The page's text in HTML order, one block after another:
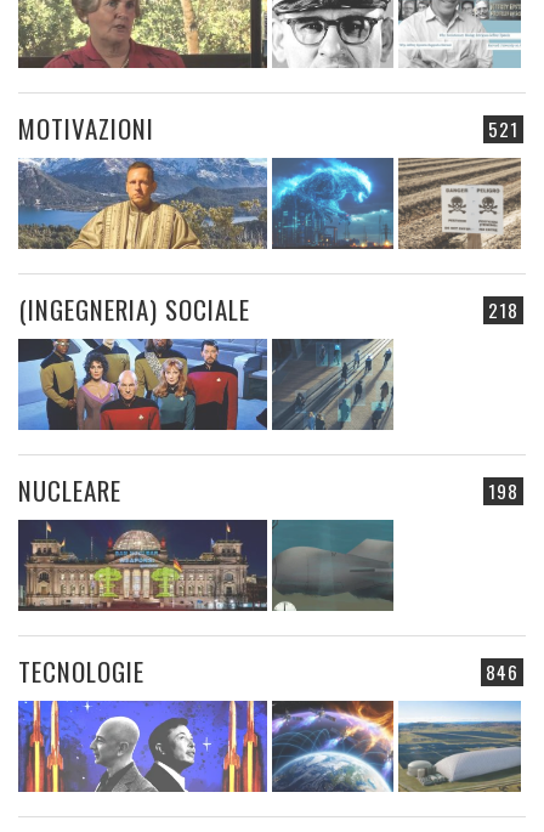
521
MOTIVAZIONI
218
(INGEGNERIA) SOCIALE
198
NUCLEARE
846
TECNOLOGIE